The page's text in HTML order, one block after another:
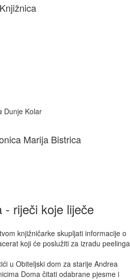
Dunje Kolar
Marija Bistrica
- riječi koje liječe
knjižničarke skupljati informacije o
koji će poslužiti za izradu peelinga
u Obiteljski dom za starije Andrea
Doma čitati odabrane pjesme i